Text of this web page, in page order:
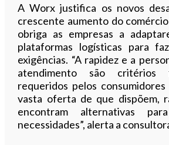
A Worx justifica os novos
crescente aumento do
obriga as empresas a
plataformas logísticas para
exigências. “A rapidez e a
atendimento são critérios
requeridos pelos
vasta oferta de que dispõem,
encontram alternativas
necessidades”, alerta a